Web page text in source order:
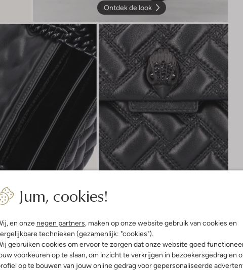
Jum, cookies!
en onze negen partners, maken op onze website gebruik van cookies en
technieken (gezamenlijk: "cookies").
gebruiken cookies om ervoor te zorgen dat onze website goed
voorkeuren op te slaan, om inzicht te verkrijgen in bezoekersgedrag en
op te bouwen van jouw online gedrag voor gepersonaliseerde
Ontdek de look
Product informatie
5/5